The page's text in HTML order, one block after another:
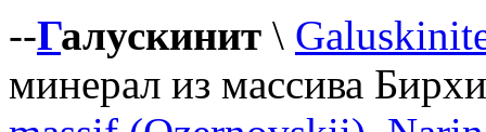
--Галускинит \
минерал из массива